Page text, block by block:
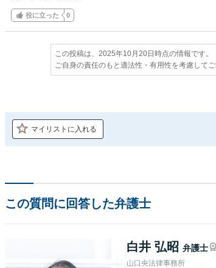
役に立った 0
この投稿は、2025年10月20日時点の情報です。
ご自身の責任のもと適法性・有用性を考慮して
マイリストに入れる
この質問に回答した弁護士
白井 弘昭 弁護士
山口央法律事務所